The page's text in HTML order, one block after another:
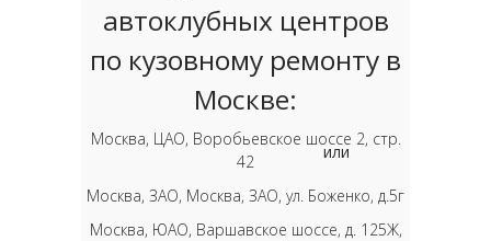
автоклубных центров
по кузовному ремонту в
Москве:
Москва, ЦАО, Воробьевское шоссе 2, стр.
42
Москва, ЗАО, Москва, ЗАО, ул. Боженко, д.5г
Москва, ЮАО, Варшавское шоссе, д. 125Ж,
или